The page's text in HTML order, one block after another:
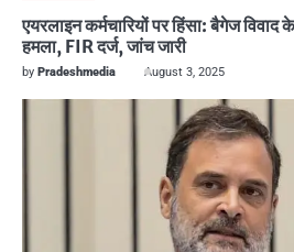
एयरलाइन कर्मचारियों पर हिंसा: बैगेज
हमला, FIR दर्ज, जांच जारी
by Pradeshmedia August 3, 2025